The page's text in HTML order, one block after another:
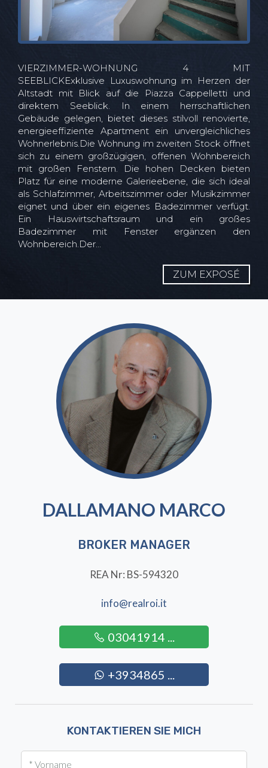
VIERZIMMER-WOHNUNG 4 MIT
SEEBLICKExklusive Luxuswohnung im Herzen der
Altstadt mit Blick auf die Piazza Cappelletti und
direktem Seeblick. In einem herrschaftlichen
Gebäude gelegen, bietet dieses stilvoll renovierte,
energieeffiziente Apartment ein unvergleichliches
Wohnerlebnis.Die Wohnung im zweiten Stock öffnet
sich zu einem großzügigen, offenen Wohnbereich
mit großen Fenstern. Die hohen Decken bieten
Platz für eine moderne Galerieebene, die sich ideal
als Schlafzimmer, Arbeitszimmer oder Musikzimmer
eignet und über ein eigenes Badezimmer verfügt.
Ein Hauswirtschaftsraum und ein großes
Badezimmer mit Fenster ergänzen den
Wohnbereich.Der...
ZUM EXPOSÉ
DALLAMANO MARCO
BROKER MANAGER
REA Nr: BS-594320
info@realroi.it
03041914 ...
+3934865 ...
KONTAKTIEREN SIE MICH
* Vorname